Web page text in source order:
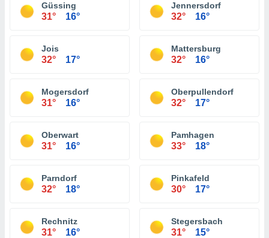
Güssing
31° 16°
Jennersdorf
32° 16°
Jois
32° 17°
Mattersburg
32° 16°
Mogersdorf
31° 16°
Oberpullendorf
32° 17°
Oberwart
31° 16°
Pamhagen
33° 18°
Parndorf
32° 18°
Pinkafeld
30° 17°
Rechnitz
31° 16°
Stegersbach
31° 15°